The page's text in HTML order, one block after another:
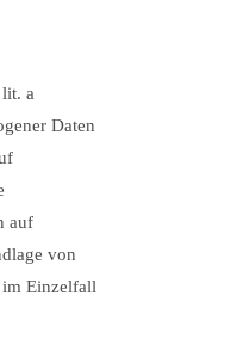
a
Daten
auf
von
Einzelfall